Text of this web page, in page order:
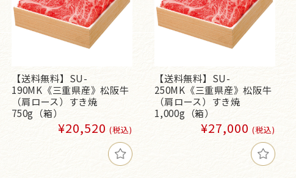
【送料無料】SU-
190MK《三重県産》松阪牛
（肩ロース）すき焼
750g（箱）
¥20,520 (税込)
【送料無料】SU-
250MK《三重県産》松阪牛
（肩ロース）すき焼
1,000g（箱）
¥27,000 (税込)